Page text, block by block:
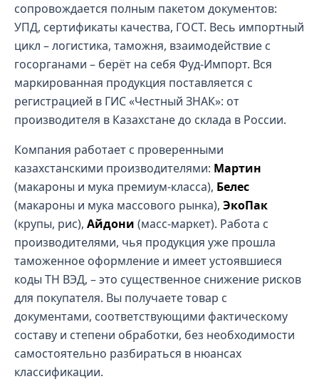
сопровождается полным пакетом документов:
УПД, сертификаты качества, ГОСТ. Весь импортный
цикл – логистика, таможня, взаимодействие с
госорганами – берёт на себя Фуд-Импорт. Вся
маркированная продукция поставляется с
регистрацией в ГИС «Честный ЗНАК»: от
производителя в Казахстане до склада в России.
Компания работает с проверенными
казахстанскими производителями: Мартин
(макароны и мука премиум-класса), Белес
(макароны и мука массового рынка), ЭкоПак
(крупы, рис), Айдони (масс-маркет). Работа с
производителями, чья продукция уже прошла
таможенное оформление и имеет устоявшиеся
коды ТН ВЭД, – это существенное снижение рисков
для покупателя. Вы получаете товар с
документами, соответствующими фактическому
составу и степени обработки, без необходимости
самостоятельно разбираться в нюансах
классификации.